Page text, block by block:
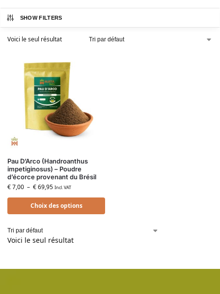
SHOW FILTERS
Voici le seul résultat
Pau D’Arco (Handroanthus
impetiginosus) – Poudre
d’écorce provenant du Brésil
€7,00 – €69,95 Incl. VAT
Choix des options
Voici le seul résultat